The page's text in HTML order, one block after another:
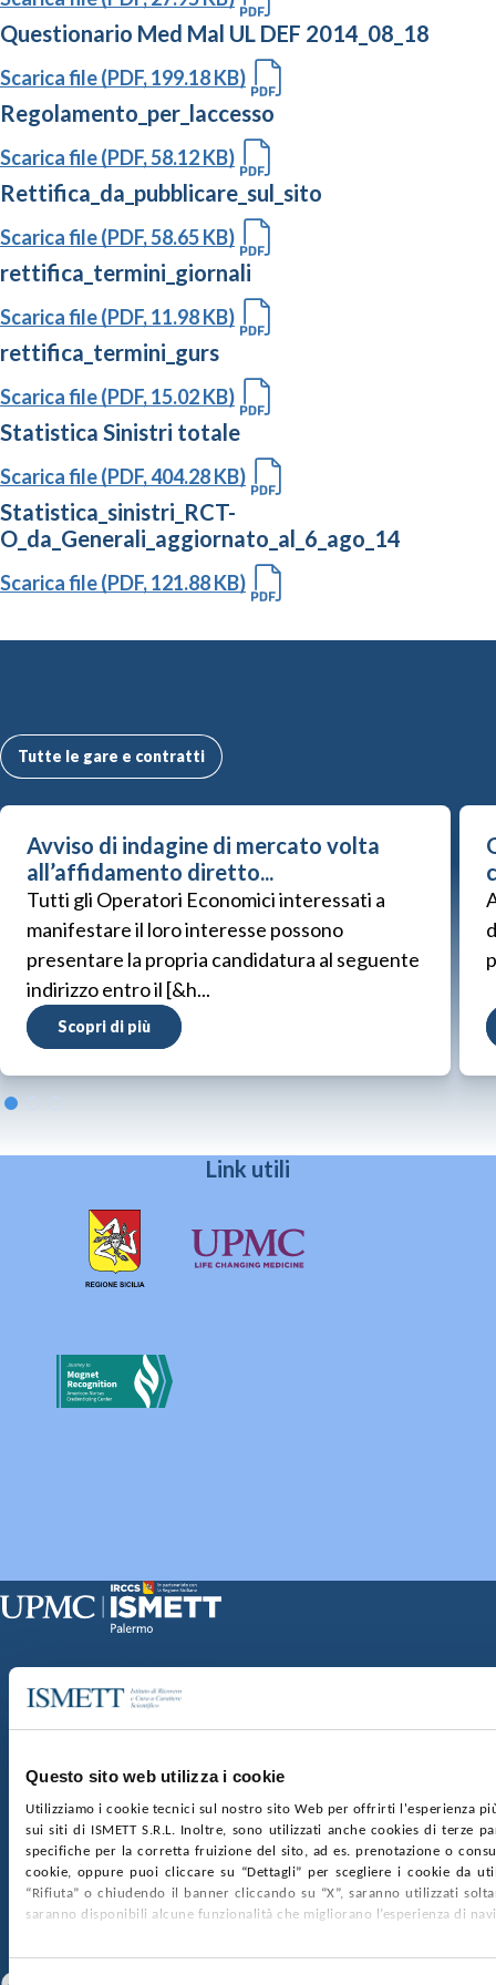
Questo sito web utilizza i cookie
Utilizziamo i cookie tecnici sul nostro sito Web per offrirti l'esperienza
sui siti di ISMETT S.R.L. Inoltre, sono utilizzati anche cookies di terze
specifiche per la corretta fruizione del sito, ad es. prenotazione o
cookie, oppure puoi cliccare su “Dettagli” per scegliere i cookie da
“Rifiuta” o chiudendo il banner cliccando su “X”, saranno utilizzati
saranno disponibili alcune funzionalità che migliorano l’esperienza di
Questionario Med Mal UL DEF 2014_08_18
Scarica file (PDF, 199.18 KB)
Regolamento_per_laccesso
Scarica file (PDF, 58.12 KB)
Rettifica_da_pubblicare_sul_sito
Scarica file (PDF, 58.65 KB)
rettifica_termini_giornali
Scarica file (PDF, 11.98 KB)
rettifica_termini_gurs
Scarica file (PDF, 15.02 KB)
Statistica Sinistri totale
Scarica file (PDF, 404.28 KB)
Statistica_sinistri_RCT-
O_da_Generali_aggiornato_al_6_ago_14
Scarica file (PDF, 121.88 KB)
Tutte le gare e contratti
Avviso di indagine di mercato volta
all’affidamento diretto...
Tutti gli Operatori Economici interessati a
manifestare il loro interesse possono
presentare la propria candidatura al seguente
indirizzo entro il [&h...
Scopri di più
Link utili
Via Discesa dei Giudici 4 90133 Palermo
nr. REA PA-201818 P.I. 04544550827
SOCIETÀ TRASPARENTE WHISTLEBLOWING
GARE E CONTRATTIPRIVACYCOOKIE POLICY
SOSTIENICIMAPPA DEL SITOACCESSIBILITÀ
CONTATTI